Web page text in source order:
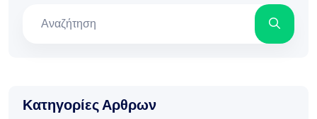
Κατηγορίες Αρθρων